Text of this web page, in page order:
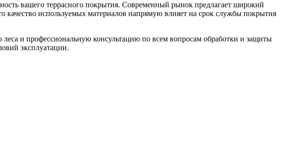
вашего террасного покрытия. Современный рынок предлагает широкий
используемых материалов напрямую влияет на срок службы покрытия
леса и профессиональную консультацию по всем вопросам обработки и защиты
эксплуатации.